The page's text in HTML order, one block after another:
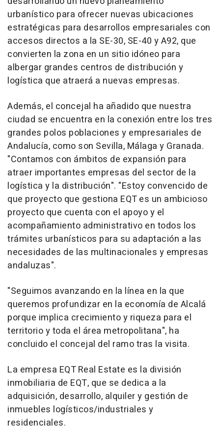
urbanístico para ofrecer nuevas ubicaciones
estratégicas para desarrollos empresariales con
accesos directos a la SE-30, SE-40 y A92, que
convierten la zona en un sitio idóneo para
albergar grandes centros de distribución y
logística que atraerá a nuevas empresas.
Además, el concejal ha añadido que nuestra
ciudad se encuentra en la conexión entre los tres
grandes polos poblaciones y empresariales de
Andalucía, como son Sevilla, Málaga y Granada.
"Contamos con ámbitos de expansión para
atraer importantes empresas del sector de la
logística y la distribución". "Estoy convencido de
que proyecto que gestiona EQT es un ambicioso
proyecto que cuenta con el apoyo y el
acompañamiento administrativo en todos los
trámites urbanísticos para su adaptación a las
necesidades de las multinacionales y empresas
andaluzas".
"Seguimos avanzando en la línea en la que
queremos profundizar en la economía de Alcalá
porque implica crecimiento y riqueza para el
territorio y toda el área metropolitana", ha
concluido el concejal del ramo tras la visita.
La empresa EQT Real Estate es la división
inmobiliaria de EQT, que se dedica a la
adquisición, desarrollo, alquiler y gestión de
inmuebles logísticos/industriales y
residenciales.